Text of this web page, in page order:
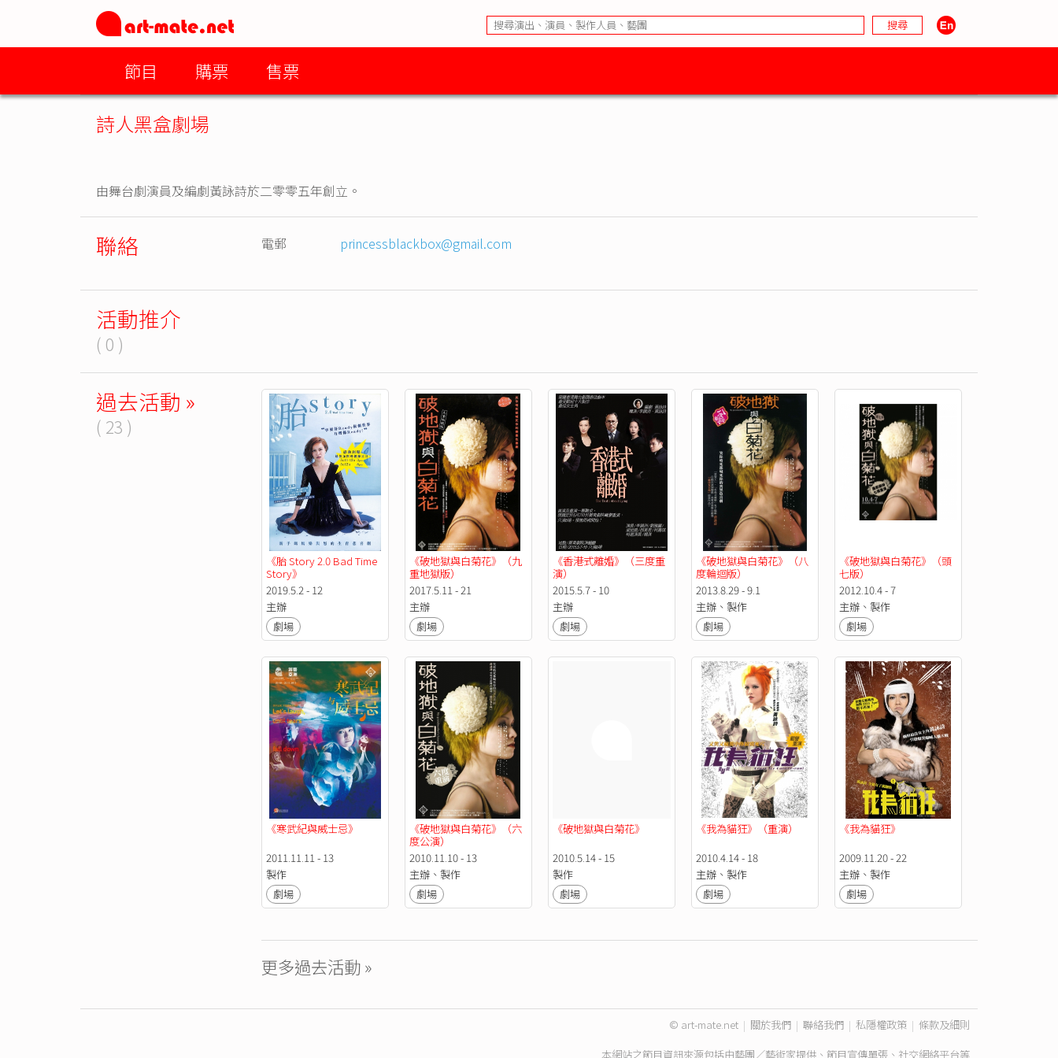
節目 購票 售票
詩人黑盒劇場
由舞台劇演員及編劇黃詠詩於二零零五年創立。
聯絡 電郵 princessblackbox@gmail.com
活動推介
( 0 )
過去活動 »
( 23 )
《胎 Story 2.0 Bad Time
Story》
2019.5.2 - 12
主辦
劇場
《破地獄與白菊花》（九
重地獄版）
2017.5.11 - 21
主辦
劇場
《香港式離婚》（三度重
演）
2015.5.7 - 10
主辦
劇場
《破地獄與白菊花》（八
度輪迴版）
2013.8.29 - 9.1
主辦、製作
劇場
《破地獄與白菊花》（頭
七版）
2012.10.4 - 7
主辦、製作
劇場
《寒武紀與威士忌》
2011.11.11 - 13
製作
劇場
《破地獄與白菊花》（六
度公演）
2010.11.10 - 13
主辦、製作
劇場
《破地獄與白菊花》
2010.5.14 - 15
製作
劇場
《我為貓狂》（重演）
2010.4.14 - 18
主辦、製作
劇場
《我為貓狂》
2009.11.20 - 22
主辦、製作
劇場
更多過去活動 »
© art-mate.net | 關於我們 | 聯絡我們 | 私隱權政策 | 條款及細則
本網站之節目資訊來源包括由藝團／藝術家提供、節目宣傳單張、社交網絡平台等